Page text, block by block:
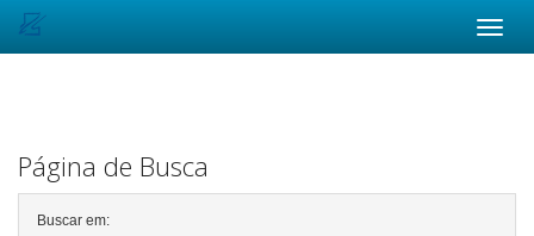
Página de Busca
Buscar em: